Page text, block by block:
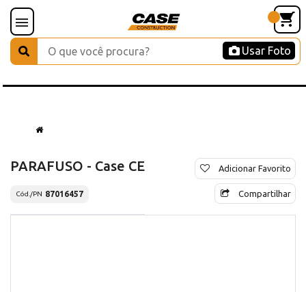
Usar Foto
PARAFUSO - Case CE
Cód./PN 87016457
Adicionar Favorito
Compartilhar